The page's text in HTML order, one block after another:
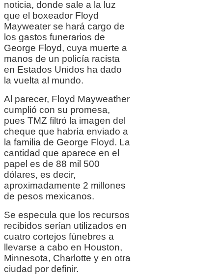
noticia, donde sale a la luz
que el boxeador Floyd
Mayweater se hará cargo de
los gastos funerarios de
George Floyd, cuya muerte a
manos de un policía racista
en Estados Unidos ha dado
la vuelta al mundo.
Al parecer, Floyd Mayweather
cumplió con su promesa,
pues TMZ filtró la imagen del
cheque que habría enviado a
la familia de George Floyd. La
cantidad que aparece en el
papel es de 88 mil 500
dólares, es decir,
aproximadamente 2 millones
de pesos mexicanos.
Se especula que los recursos
recibidos serían utilizados en
cuatro cortejos fúnebres a
llevarse a cabo en Houston,
Minnesota, Charlotte y en otra
ciudad por definir.